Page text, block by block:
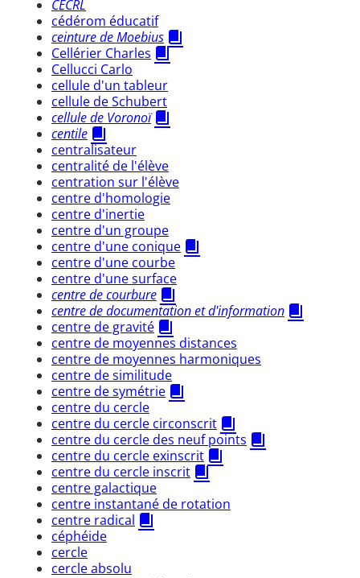
CECRL
cédérom éducatif
ceinture de Moebius
Cellérier Charles
Cellucci Carlo
cellule d'un tableur
cellule de Schubert
cellule de Voronoï
centile
centralisateur
centralité de l'élève
centration sur l'élève
centre d'homologie
centre d'inertie
centre d'un groupe
centre d'une conique
centre d'une courbe
centre d'une surface
centre de courbure
centre de documentation et d'information
centre de gravité
centre de moyennes distances
centre de moyennes harmoniques
centre de similitude
centre de symétrie
centre du cercle
centre du cercle circonscrit
centre du cercle des neuf points
centre du cercle exinscrit
centre du cercle inscrit
centre galactique
centre instantané de rotation
centre radical
céphéide
cercle
cercle absolu